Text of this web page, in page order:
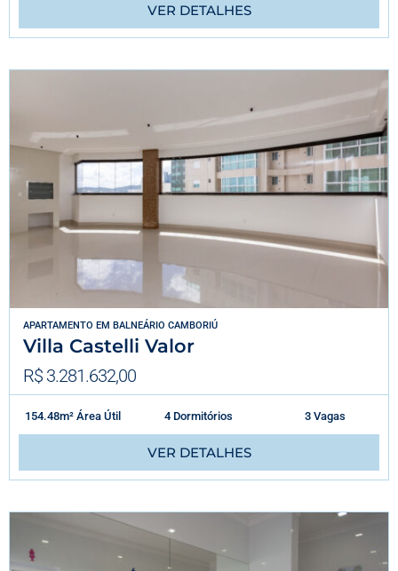
VER DETALHES
APARTAMENTO EM BALNEÁRIO CAMBORIÚ
Villa Castelli Valor
R$ 3.281.632,00
154.48m² Área Útil 4 Dormitórios 3 Vagas
VER DETALHES